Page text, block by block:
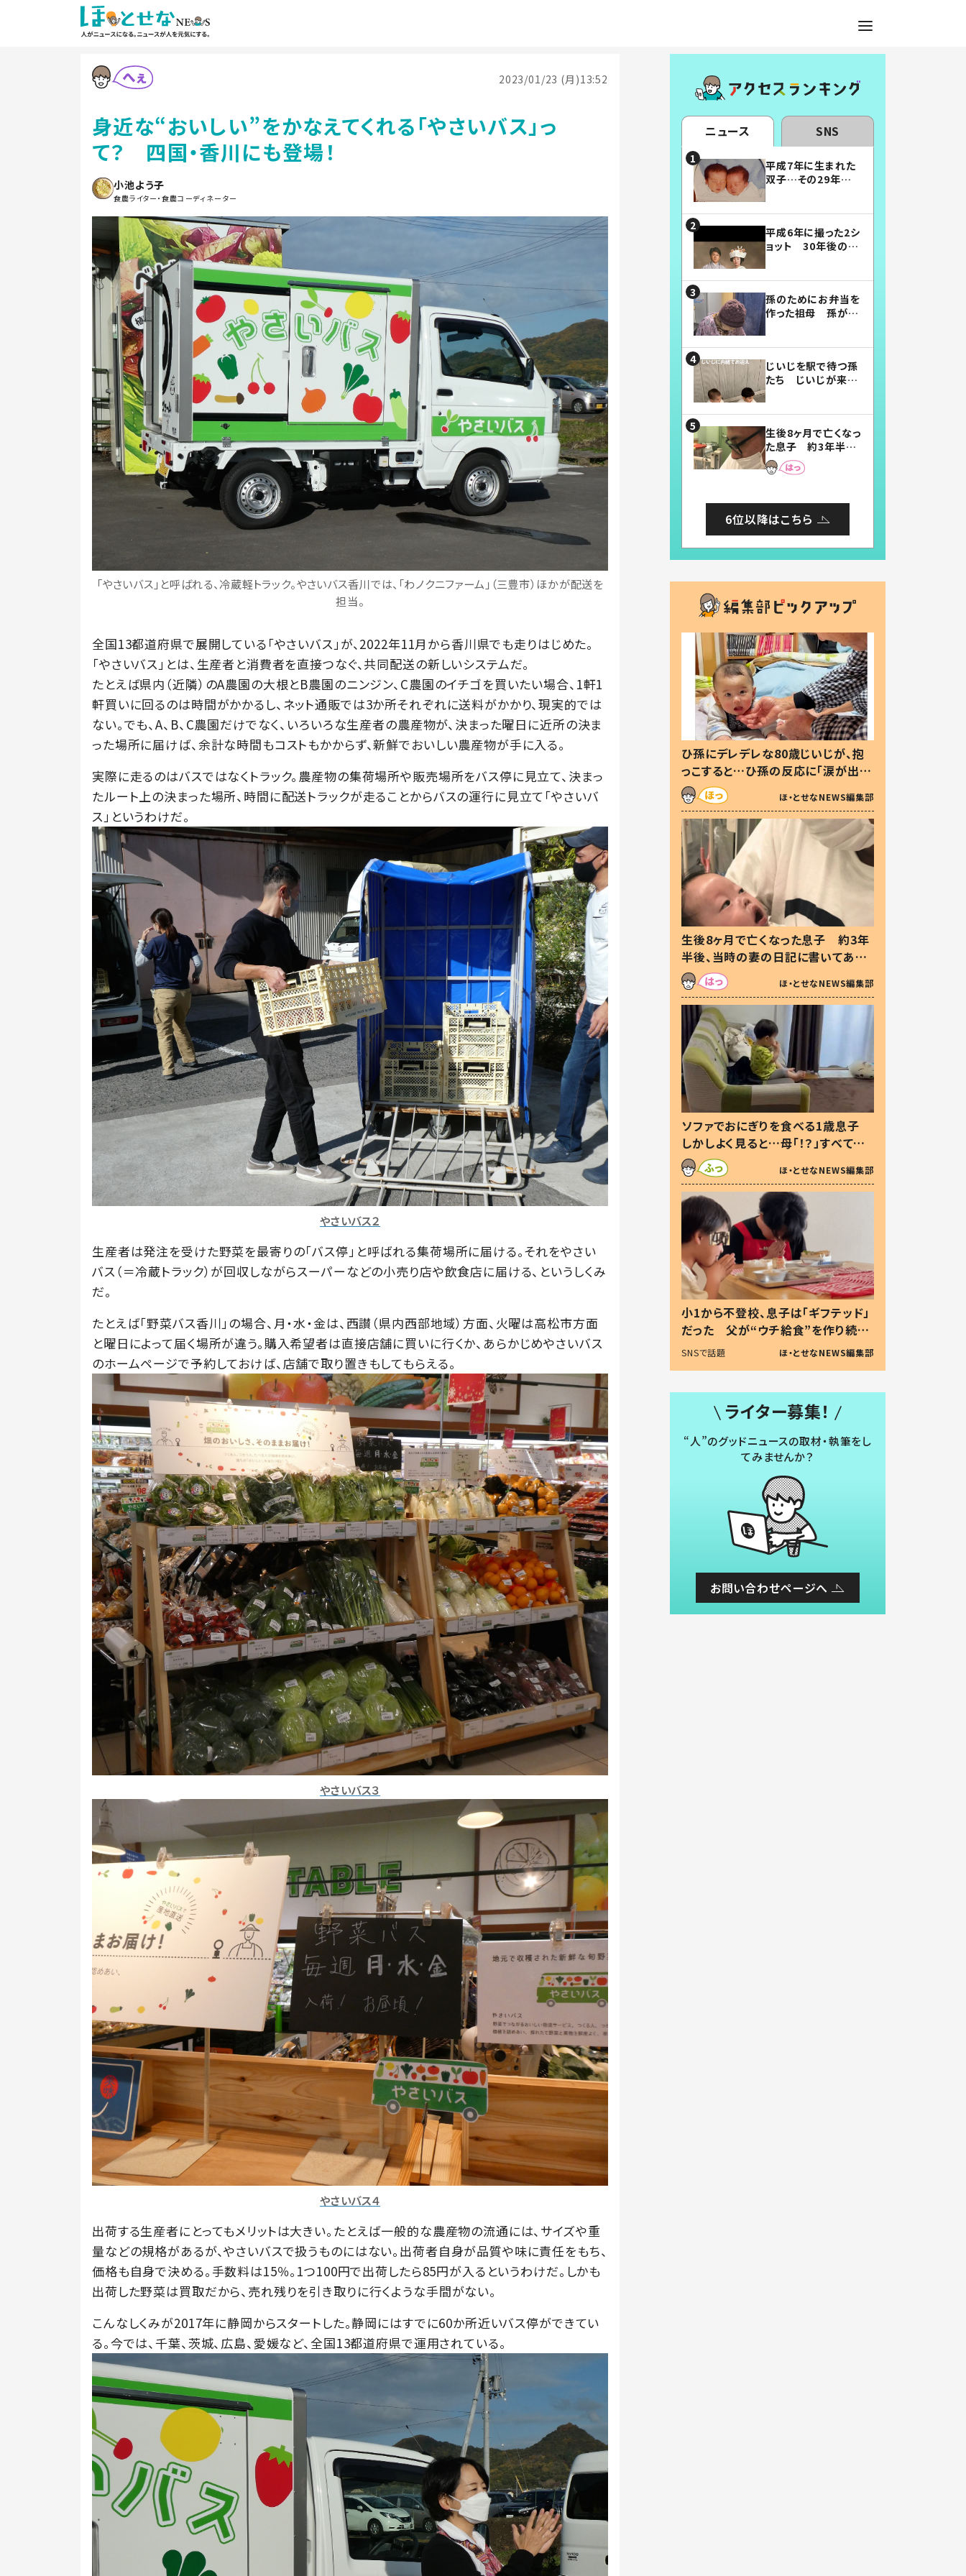
2023/01/23 (月)13:52
身近な“おいしい”をかなえてくれる「やさいバス」っ
て？ 四国・香川にも登場！
小池よう子
食農ライター・食農コーディネーター
「やさいバス」と呼ばれる、冷蔵軽トラック。やさいバス香川では、「わノクニファーム」（三豊市）ほかが配送を
担当。
全国13都道府県で展開している「やさいバス」が、2022年11月から香川県でも走りはじめた。
「やさいバス」とは、生産者と消費者を直接つなぐ、共同配送の新しいシステムだ。
たとえば県内（近隣）のA農園の大根とB農園のニンジン、C農園のイチゴを買いたい場合、1軒1
軒買いに回るのは時間がかかるし、ネット通販では3か所それぞれに送料がかかり、現実的では
ない。でも、A、B、C農園だけでなく、いろいろな生産者の農産物が、決まった曜日に近所の決ま
った場所に届けば、余計な時間もコストもかからず、新鮮でおいしい農産物が手に入る。
実際に走るのはバスではなくトラック。農産物の集荷場所や販売場所をバス停に見立て、決まっ
たルート上の決まった場所、時間に配送トラックが走ることからバスの運行に見立て「やさいバ
ス」というわけだ。
やさいバス２
生産者は発注を受けた野菜を最寄りの「バス停」と呼ばれる集荷場所に届ける。それをやさい
バス（＝冷蔵トラック）が回収しながらスーパーなどの小売り店や飲食店に届ける、というしくみ
だ。
たとえば「野菜バス香川」の場合、月・水・金は、西讃（県内西部地域）方面、火曜は高松市方面
と曜日によって届く場所が違う。購入希望者は直接店舗に買いに行くか、あらかじめやさいバス
のホームページで予約しておけば、店舗で取り置きもしてもらえる。
やさいバス３
やさいバス４
出荷する生産者にとってもメリットは大きい。たとえば一般的な農産物の流通には、サイズや重
量などの規格があるが、やさいバスで扱うものにはない。出荷者自身が品質や味に責任をもち、
価格も自身で決める。手数料は15％。1つ100円で出荷したら85円が入るというわけだ。しかも
出荷した野菜は買取だから、売れ残りを引き取りに行くような手間がない。
こんなしくみが2017年に静岡からスタートした。静岡にはすでに60か所近いバス停ができてい
る。今では、千葉、茨城、広島、愛媛など、全国13都道府県で運用されている。
ニュース SNS
平成7年に生まれた
双子…その29年後
平成6年に撮った2シ
ョット 30年後の姿
孫のためにお弁当を
作った祖母 孫が絶
じいじを駅で待つ孫
たち じいじが来た
まらない」「幸せにな
れる」
生後8ヶ月で亡くなっ
た息子 約3年半
後、当時の妻の日記
に書いてあった本音
6位以降はこちら
ひ孫にデレデレな80歳じいじが、抱
っこすると…ひ孫の反応に「涙が出ま
した」「可愛くて仕方ない」
ほ・とせなNEWS編集部
生後8ヶ月で亡くなった息子 約3年
半後、当時の妻の日記に書いてあっ
た本音とは
ほ・とせなNEWS編集部
ソファでおにぎりを食べる1歳息子
しかしよく見ると…母「！？」すべてを
察した母の投稿に「可愛いから許
す！」「現行犯〜」
ほ・とせなNEWS編集部
小1から不登校、息子は「ギフテッド」
だった 父が“ウチ給食”を作り続け
る理由とは #令和の親 #令和の子
SNSで話題 ほ・とせなNEWS編集部
ライター募集！
“人”のグッドニュースの取材・執筆をし
てみませんか？
お問い合わせページへ